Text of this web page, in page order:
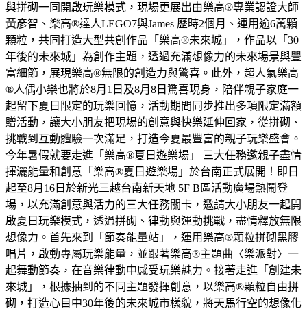
與拼砌一同開啟玩樂模式，現場更展出由樂高®專業認證大師
黃彥智、樂高®達人LEGO7與James 歷時2個月、運用逾6萬顆
顆粒，共同打造大型共創作品「樂高®未來城」，作品以「30
年後的未來城」為創作主題，透過充滿想像力的未來場景與豐
富細節，展現樂高®無限的創造力與驚喜。此外，超人氣樂高
®人偶小樂也將於8月1日及8月8日驚喜現身，陪伴親子家庭一
起留下夏日限定的玩樂回憶，活動期間同步推出多項限定滿額
贈活動，讓大小朋友把現場的創意與快樂延伸回家，從拼砌、
挑戰到互動體驗一次滿足，打造今夏最豐富的親子玩樂盛會。
今年暑假就要走進「樂高®夏日遊樂場」 三大任務邀親子盡情
揮灑能量和創意「樂高®夏日遊樂場」於台南正式展開！即日
起至8月16日於新光三越台南新天地 5F B區活動廣場熱鬧登
場，以充滿創意與活力的三大任務關卡，邀請大小朋友一起開
啟夏日玩樂模式，透過拼砌、律動與運動挑戰，盡情釋放無限
想像力。首先來到「節奏能量站」，運用樂高®顆粒拼砌黑膠
唱片，啟動專屬玩樂能量，並跟著樂高®主題曲〈樂派對〉一
起舞動節奏，在音樂律動中感受玩樂魅力。接著走進「創建未
來城」，根據抽到的不同主題發揮創意，以樂高®顆粒自由拼
砌，打造心目中30年後的未來城市樣貌，將天馬行空的想像化